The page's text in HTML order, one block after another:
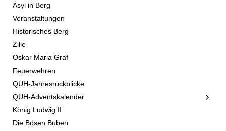
Asyl in Berg
Veranstaltungen
Historisches Berg
Zille
Oskar Maria Graf
Feuerwehren
QUH-Jahresrückblicke
QUH-Adventskalender
König Ludwig II
Die Bösen Buben